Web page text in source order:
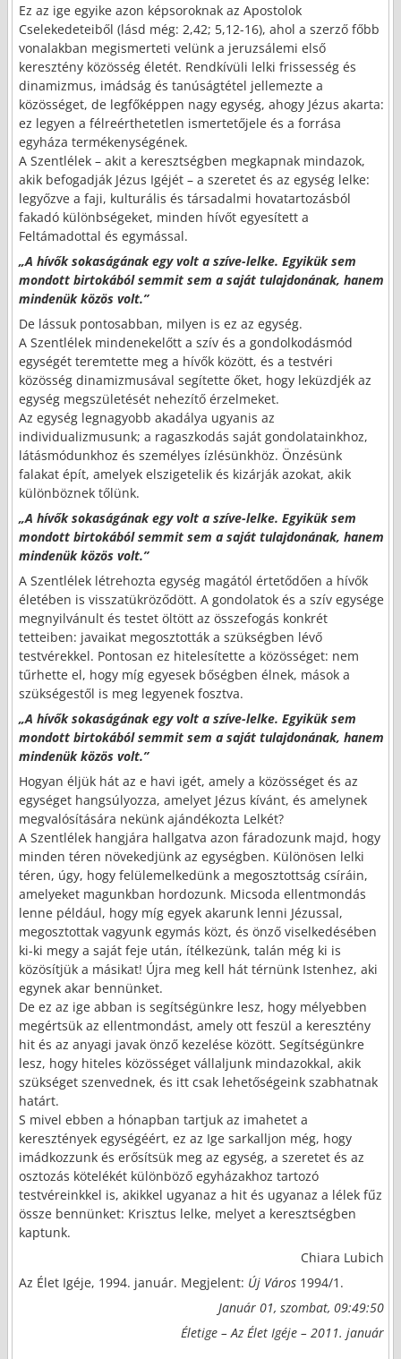
Ez az ige egyike azon képsoroknak az Apostolok
Cselekedeteiből (lásd még: 2,42; 5,12-16), ahol a szerző főbb
vonalakban megismerteti velünk a jeruzsálemi első
keresztény közösség életét. Rendkívüli lelki frissesség és
dinamizmus, imádság és tanúságtétel jellemezte a
közösséget, de legfőképpen nagy egység, ahogy Jézus akarta:
ez legyen a félreérthetetlen ismertetőjele és a forrása
egyháza termékenységének.
A Szentlélek – akit a keresztségben megkapnak mindazok,
akik befogadják Jézus Igéjét – a szeretet és az egység lelke:
legyőzve a faji, kulturális és társadalmi hovatartozásból
fakadó különbségeket, minden hívőt egyesített a
Feltámadottal és egymással.
„A hívők sokaságának egy volt a szíve-lelke. Egyikük sem
mondott birtokából semmit sem a saját tulajdonának, hanem
mindenük közös volt.”
De lássuk pontosabban, milyen is ez az egység.
A Szentlélek mindenekelőtt a szív és a gondolkodásmód
egységét teremtette meg a hívők között, és a testvéri
közösség dinamizmusával segítette őket, hogy leküzdjék az
egység megszületését nehezítő érzelmeket.
Az egység legnagyobb akadálya ugyanis az
individualizmusunk; a ragaszkodás saját gondolatainkhoz,
látásmódunkhoz és személyes ízlésünkhöz. Önzésünk
falakat épít, amelyek elszigetelik és kizárják azokat, akik
különböznek tőlünk.
„A hívők sokaságának egy volt a szíve-lelke. Egyikük sem
mondott birtokából semmit sem a saját tulajdonának, hanem
mindenük közös volt.”
A Szentlélek létrehozta egység magától értetődően a hívők
életében is visszatükröződött. A gondolatok és a szív egysége
megnyilvánult és testet öltött az összefogás konkrét
tetteiben: javaikat megosztották a szükségben lévő
testvérekkel. Pontosan ez hitelesítette a közösséget: nem
tűrhette el, hogy míg egyesek bőségben élnek, mások a
szükségestől is meg legyenek fosztva.
„A hívők sokaságának egy volt a szíve-lelke. Egyikük sem
mondott birtokából semmit sem a saját tulajdonának, hanem
mindenük közös volt.”
Hogyan éljük hát az e havi igét, amely a közösséget és az
egységet hangsúlyozza, amelyet Jézus kívánt, és amelynek
megvalósítására nekünk ajándékozta Lelkét?
A Szentlélek hangjára hallgatva azon fáradozunk majd, hogy
minden téren növekedjünk az egységben. Különösen lelki
téren, úgy, hogy felülemelkedünk a megosztottság csíráin,
amelyeket magunkban hordozunk. Micsoda ellentmondás
lenne például, hogy míg egyek akarunk lenni Jézussal,
megosztottak vagyunk egymás közt, és önző viselkedésében
ki-ki megy a saját feje után, ítélkezünk, talán még ki is
közösítjük a másikat! Újra meg kell hát térnünk Istenhez, aki
egynek akar bennünket.
De ez az ige abban is segítségünkre lesz, hogy mélyebben
megértsük az ellentmondást, amely ott feszül a keresztény
hit és az anyagi javak önző kezelése között. Segítségünkre
lesz, hogy hiteles közösséget vállaljunk mindazokkal, akik
szükséget szenvednek, és itt csak lehetőségeink szabhatnak
határt.
S mivel ebben a hónapban tartjuk az imahetet a
keresztények egységéért, ez az Ige sarkalljon még, hogy
imádkozzunk és erősítsük meg az egység, a szeretet és az
osztozás kötelékét különböző egyházakhoz tartozó
testvéreinkkel is, akikkel ugyanaz a hit és ugyanaz a lélek fűz
össze bennünket: Krisztus lelke, melyet a keresztségben
kaptunk.
Chiara Lubich
Az Élet Igéje, 1994. január. Megjelent: Új Város1994/1.
Január 01, szombat, 09:49:50
Életige – Az Élet Igéje – 2011. január